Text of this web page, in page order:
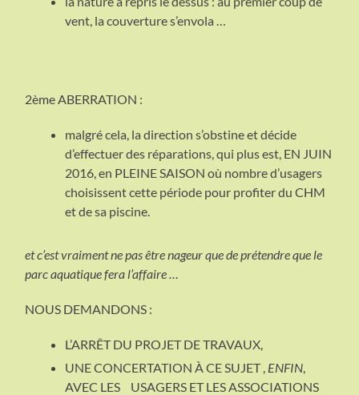
vent, la couverture s’envola …
2ème ABERRATION :
malgré cela, la direction s’obstine et décide
d’effectuer des réparations, qui plus est, EN JUIN
2016, en PLEINE SAISON où nombre d’usagers
choisissent cette période pour profiter du CHM
et de sa piscine.
et c’est vraiment ne pas être nageur que de prétendre que le
parc aquatiquefera l’affaire …
NOUS DEMANDONS :
L’ARRÊT DU PROJET DE TRAVAUX,
UNE CONCERTATION À CE SUJET , ENFIN
AVEC LES USAGERS ET LES ASSOCIATIONS